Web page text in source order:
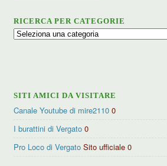
RICERCA PER CATEGORIE
Ricerca
SITI AMICI DA VISITARE
Canale Youtube di mire2110 0
I burattini di Vergato 0
Pro Loco di Vergato Sito ufficiale 0